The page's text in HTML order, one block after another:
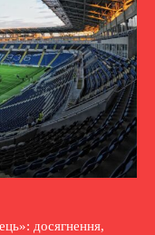
досягнення,